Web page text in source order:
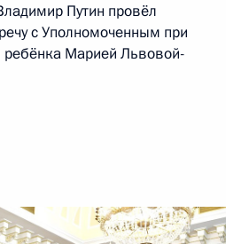
Путин провёл
с Уполномоченным при
ребёнка Марией Львовой-